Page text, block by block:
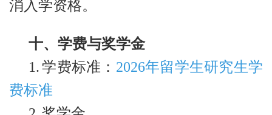
消入学资格。
十、学费与奖学金
1. 学费标准： 2026年留学生研究生学
费标准